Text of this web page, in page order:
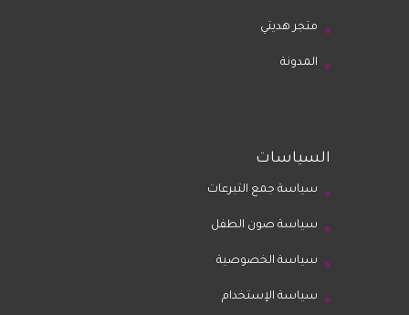
متجر هديتي
المدونة
السياسات
سياسة جمع التبرعات
سياسة صون الطفل
سياسة الخصوصية
سياسة الإستخدام